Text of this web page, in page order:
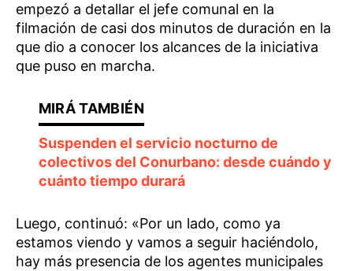
empezó a detallar el jefe comunal en la
filmación de casi dos minutos de duración en la
que dio a conocer los alcances de la iniciativa
que puso en marcha.
Suspenden el servicio nocturno de
colectivos del Conurbano: desde cuándo y
cuánto tiempo durará
Luego, continuó: «Por un lado, como ya
estamos viendo y vamos a seguir haciéndolo,
hay más presencia de los agentes municipales